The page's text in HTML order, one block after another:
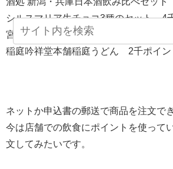
シルスマリア生チョコ3種のセット 4
宮のたれ90gカップ6個入り 2千5百ポ
稲庭吟祥堂本舗稲庭うどん 2千ポイン
ネットか申込書の郵送で商品を注文で
今は店舗での飲食にポイントを使って
文してみたいです。